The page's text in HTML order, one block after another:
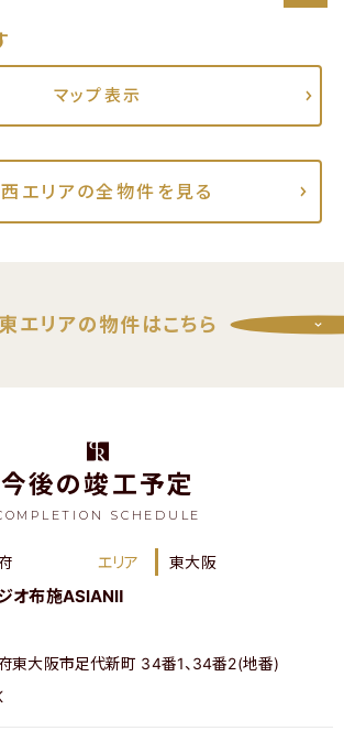
FOLLOW US
マップ表示
エリアの全物件を見る
エリアの物件はこちら
今後の竣工予定
SCHEDULE
エリア
東大阪
オ布施ASIANⅡ
東大阪市足代新町 34番1、34番2(地番)